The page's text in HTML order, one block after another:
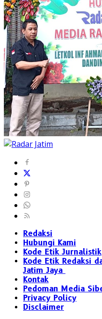
Redaksi
Hubungi Kami
Kode Etik Jurnalistik
Kode Etik Redaksi
Jatim Jaya
Kontak
Pedoman Media
Privacy Policy
Disclaimer